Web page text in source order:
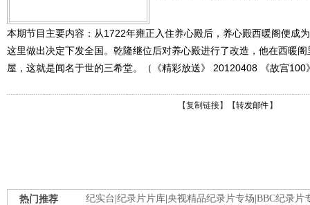
本期节目主要内容：从1722年雍正入住养心殿后，养心殿西暖阁便成
这里做出决定下发全国。乾隆继位后对养心殿进行了改造，他在西暖
屋，这就是闻名于世的三希堂。（《精彩放送》 20120408 《故宫100
【复制链接】【转发邮件 】
纪实台 纪录片片库 央视精品纪录片专场 BBC纪录片
热门推荐